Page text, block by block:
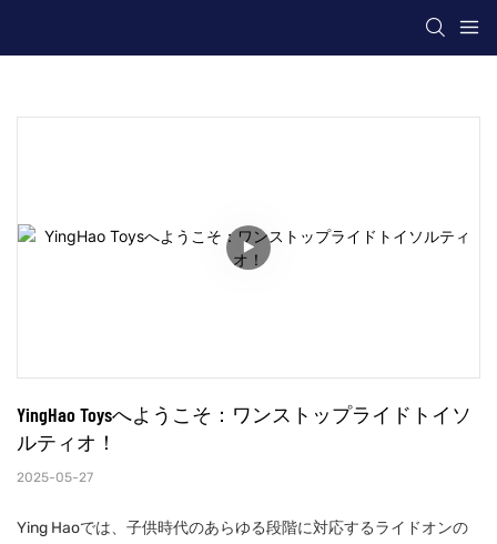
YingHao Toysへようこそ：ワンストップライドトイソ
ルティオ！
2025-05-27
Ying Haoでは、子供時代のあらゆる段階に対応するライドオンの